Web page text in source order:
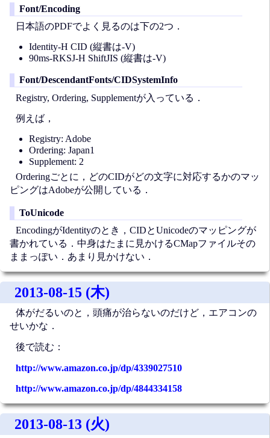
Font/Encoding
日本語のPDFでよく見るのは下の2つ．
Identity-H CID (縦書は-V)
90ms-RKSJ-H ShiftJIS (縦書は-V)
Font/DescendantFonts/CIDSystemInfo
Registry, Ordering, Supplementが入っている．
例えば，
Registry: Adobe
Ordering: Japan1
Supplement: 2
Orderingごとに，どのCIDがどの文字に対応するかのマッ
ピングはAdobeが公開している．
ToUnicode
EncodingがIdentityのとき，CIDとUnicodeのマッピングが
書かれている．中身はたまに見かけるCMapファイルその
ままっぽい．あまり見かけない．
2013-08-15 (木)
体がだるいのと，頭痛が治らないのだけど，エアコンの
せいかな．
後で読む：
http://www.amazon.co.jp/dp/4339027510
http://www.amazon.co.jp/dp/4844334158
2013-08-13 (火)